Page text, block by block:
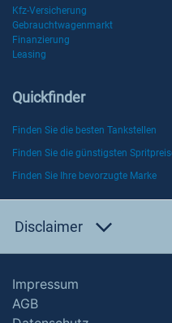
Kfz-Versicherung
Gebrauchtwagenmarkt
Finanzierung
Leasing
Quickfinder
Finden Sie die besten Tankstellen
Finden Sie die günstigsten
Finden Sie Ihre bevorzugte Marke
Disclaimer
Impressum
AGB